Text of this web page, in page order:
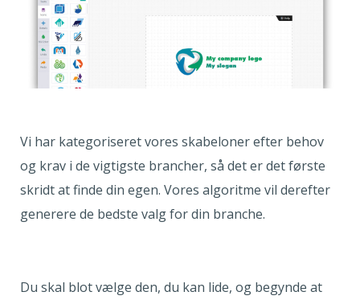
Vi har kategoriseret vores skabeloner efter behov
og krav i de vigtigste brancher, så det er det første
skridt at finde din egen. Vores algoritme vil derefter
generere de bedste valg for din branche.
Du skal blot vælge den, du kan lide, og begynde at